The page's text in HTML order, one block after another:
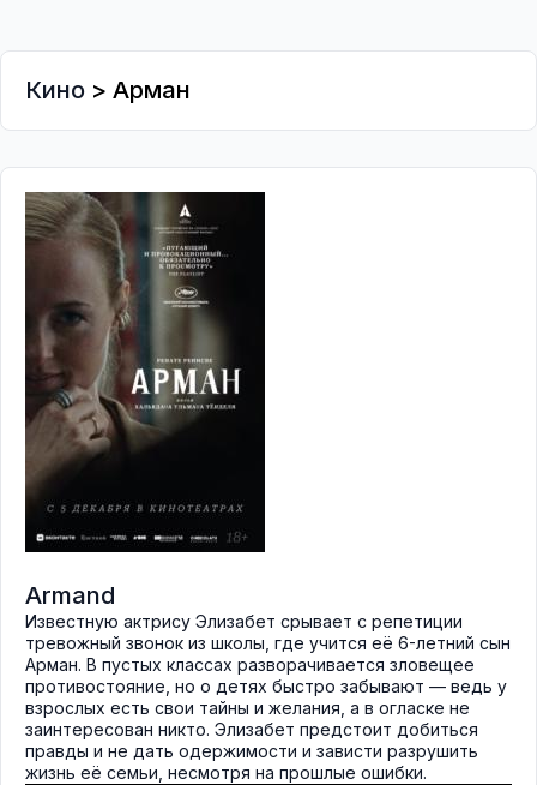
Кино > Арман
Armand
Известную актрису Элизабет срывает с репетиции
тревожный звонок из школы, где учится её 6-летний сын
Арман. В пустых классах разворачивается зловещее
противостояние, но о детях быстро забывают — ведь у
взрослых есть свои тайны и желания, а в огласке не
заинтересован никто. Элизабет предстоит добиться
правды и не дать одержимости и зависти разрушить
жизнь её семьи, несмотря на прошлые ошибки.